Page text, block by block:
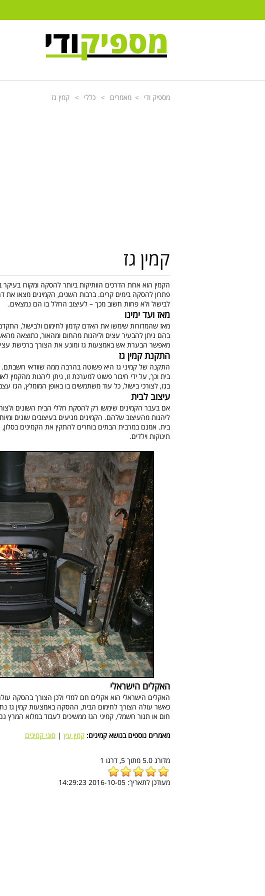
מספיק ודי > מאמרים > כללי > קמין גז
קמין גז
הקמין הוא אחת הדרכים הוותיקות ביותר להסקה ומקורו
פתרון להסקה בימים קרים. ברבות השנים, הקמינים מצאו
לבישול ולא פחות חשוב מכך – לעיצוב החלל בו הם נמצאים.
מאז ועד ימינו
מאז שהמדורות שימשו את האדם קדמון לחימום ולבישול,
בהם ניתן להבעיר עצים וליהנות מהחום ומהאור, כתוצאה
מאפשר הבערת אש באמצעות גז ומונע את הצורך ברכישת
התקנת קמין גז
התקנה של קמיני גז היא פשוטה בהרבה ממה שוודאי
בית וכך, על ידי חיבור פשוט למערכת זו, ניתן ליהנות מהקמין
בגז, לצורכי בישול, כל עוד משתמשים בו באופן המומלץ, הגז
עיצוב לבית
אם בעבר הקמינים שימשו רק להסקת חללי הבית השונים
ליהנות מהעיצוב שלהם. הקמינים מגיעים בעיצובים שונים
בית. אמנם במרבית הבתים בוחרים להתקין את הקמינים
תינוקות וילדים.
האקלים הישראלי
האקלים הישראלי הוא אקלים חם למדי ולכן הצורך בהסקה
כאשר עולה הצורך לחימום הבית, ההסקה באמצעות קמין גז
חום או תנור חשמלי, קמיני הגז ממשיכים לעבוד במלוא
מאמרים נוספים בנושא קמינים: קמין עץ |סוגי קמינים
מדורג5.0 מתוך5, דרגו 1
מעודכן לתאריך:2016-10-05 14:29:23